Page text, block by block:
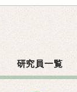
研究員一覧